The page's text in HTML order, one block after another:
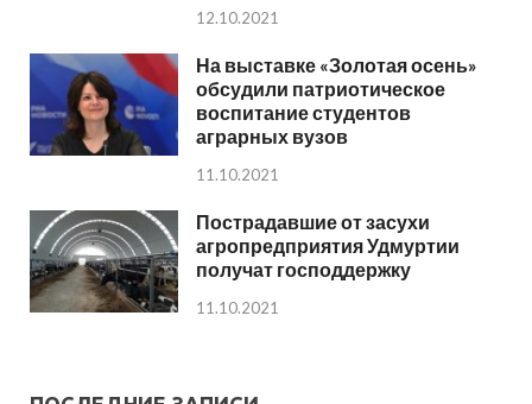
12.10.2021
На выставке «Золотая осень»
обсудили патриотическое
воспитание студентов
аграрных вузов
11.10.2021
Пострадавшие от засухи
агропредприятия Удмуртии
получат господдержку
11.10.2021